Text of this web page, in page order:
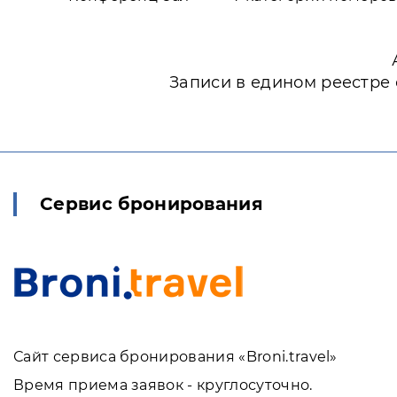
Записи в едином реестре
Сервис бронирования
Сайт сервиса бронирования «Broni.travel»
Время приема заявок - круглосуточно.